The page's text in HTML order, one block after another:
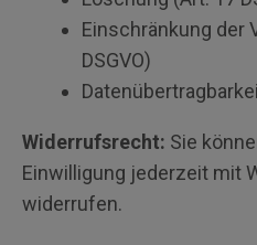
Einschränkung der
DSGVO)
Widerrufsrecht: Sie
Einwilligung jederzeit mit
widerrufen.